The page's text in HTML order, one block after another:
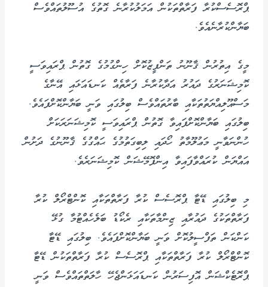
ޕްރޮސެސްކުރާ ފަރާތްތަކުން އަމަލުކުރާނެ ގޮތުގެ އުސޫލުތައްވެސް
ބަޔާންކުރާނެއެވެ.
މީގެ އިތުރުން ޤާނޫނު ތަންފީޒުކޮށް ހިންގުމުގެ ގޮތުން ޕްރައިވަސީ
ކޮމިޝަނަރުގެ ދައުރު އަދާކުރާނެ ފަރާތެއް ކަނޑައަޅައި އޭނާގެ
މަސްއޫލިއްޔަތުތަކާއި ބާރުތައްވެސް ބިލުގައި ވަނީ ބަޔާންކޮށްފައެވެ.
ބިލުގައި ބަޔާންކޮށްފައިވާ ގޮތުން ޕްރައިވަސީ ކޮމިޝަނަރަކަށް
ހުންނަވާނީ މަޢުލޫމާތު ހޯދައި ލިބިގަތުމުގެ ޙައްގުގެ ޤާނޫނުގެ ދަށުން
އައްޔަން ކުރައްވާފައިވާ އިންފޮމޭޝަން ކޮމިޝަނަރެވެ.
މި ބިލުގައި ޑޭޓާ ޕްރޮސެސް ކުރާ ފަރާތްތަކާއި ކޮންޓްރޯލް ކުރާ
ފަރާތްތަކުގެ ދައުރާއި ޒިންމާތަކާއި ރެކޯޑު ބަލެހެއްޓުމާ ގުޅޭ
ކަންކަން ތަފްސީލުކޮށް ވަނީ ބަޔާންކޮށްފައެވެ. ބިލުގައި ޑޭޓާ
ކޮންޓްރޯލް ކުރާ ފަރާތްތަކާއި ޕްރޮސެސް ކުރާ ފަރާތްތަކުން ޑޭޓާ
ޕްރޮޓެކްޝަން އޮފިސަރުން ކަނޑައަޅަންޖެހޭ ހާލަތްތައްވެސް ވަނީ